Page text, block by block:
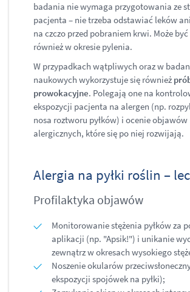
badania nie wymaga przygotowania ze
pacjenta – nie trzeba odstawiać leków
na czczo przed pobraniem krwi. Może
również w okresie pylenia.
W przypadkach wątpliwych oraz w
naukowych wykorzystuje się również
prowokacyjne. Polegają one na
ekspozycji pacjenta na alergen (np.
nosa roztworu pyłków) i ocenie objawów
alergicznych, które się po niej rozwijają.
Alergia na pyłki roślin –
Profilaktyka objawów
Monitorowanie stężenia pyłków za
aplikacji (np. "Apsik!") i unikanie
zewnątrz w okresach wysokiego
Noszenie okularów
ekspozycji spojówek na pyłki);